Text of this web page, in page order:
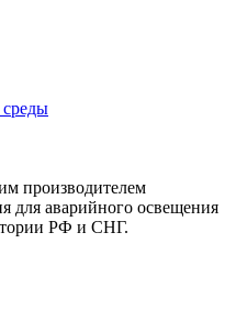
производителем
для аварийного освещения
РФ и СНГ.